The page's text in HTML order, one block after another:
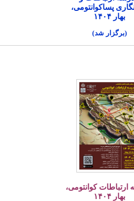
پساکوانتومی،
بهار ۱۴۰۴
(برگزار شد)
کوانتومی،
بهار ۱۴۰۴